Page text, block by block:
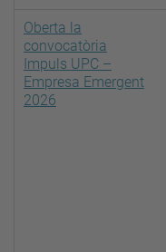
Oberta la
convocatòria
Impuls UPC –
Empresa Emergent
2026